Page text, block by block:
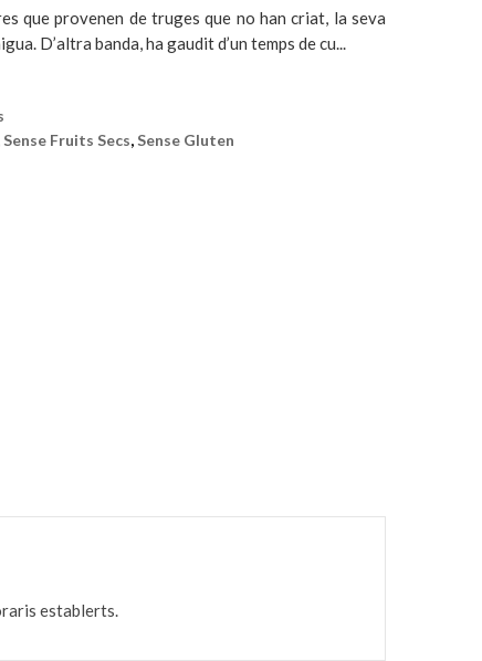
que provenen de truges que no han criat, la seva
D’altra banda, ha gaudit d’un temps de cu...
Sense Fruits Secs,Sense Gluten
establerts.